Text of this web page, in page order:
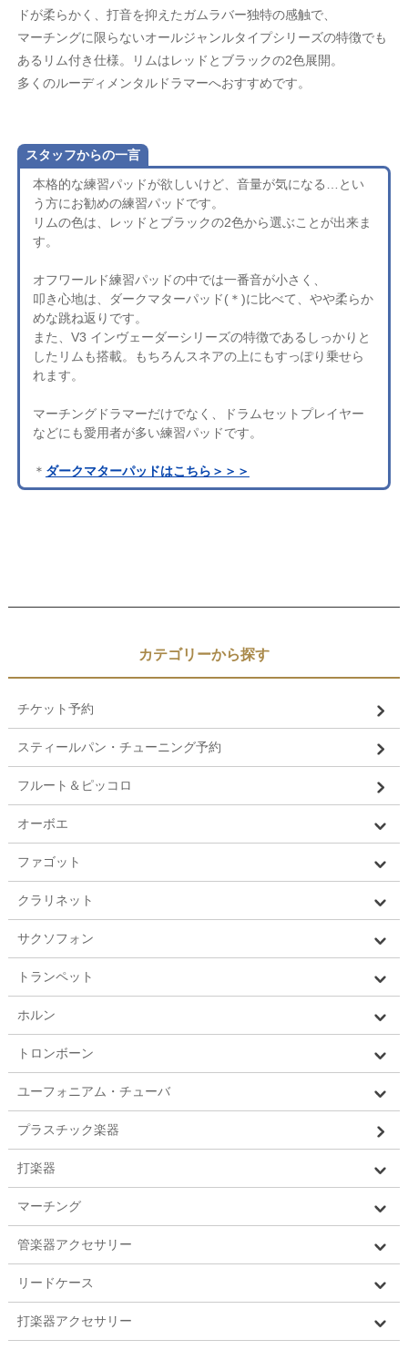
ドが柔らかく、打音を抑えたガムラバー独特の感触で、
マーチングに限らないオールジャンルタイプシリーズの特徴でも
あるリム付き仕様。リムはレッドとブラックの2色展開。
多くのルーディメンタルドラマーへおすすめです。
スタッフからの一言
本格的な練習パッドが欲しいけど、音量が気になる…とい
う方にお勧めの練習パッドです。
リムの色は、レッドとブラックの2色から選ぶことが出来ま
す。
オフワールド練習パッドの中では一番音が小さく、
叩き心地は、ダークマターパッド(＊)に比べて、やや柔らか
めな跳ね返りです。
また、V3 インヴェーダーシリーズの特徴であるしっかりと
したリムも搭載。もちろんスネアの上にもすっぽり乗せら
れます。
マーチングドラマーだけでなく、ドラムセットプレイヤー
などにも愛用者が多い練習パッドです。
＊ ダークマターパッドはこちら＞＞＞
カテゴリーから探す
チケット予約
スティールパン・チューニング予約
フルート＆ピッコロ
オーボエ
ファゴット
クラリネット
サクソフォン
トランペット
ホルン
トロンボーン
ユーフォニアム・チューバ
プラスチック楽器
打楽器
マーチング
管楽器アクセサリー
リードケース
打楽器アクセサリー